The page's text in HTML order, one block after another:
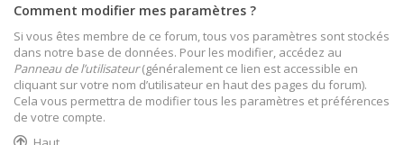
Comment modifier mes paramètres ?
Si vous êtes membre de ce forum, tous vos paramètres sont stockés
dans notre base de données. Pour les modifier, accédez au
Panneau de l’utilisateur(généralement ce lien est accessible en
cliquant sur votre nom d’utilisateur en haut des pages du forum).
Cela vous permettra de modifier tous les paramètres et préférences
de votre compte.